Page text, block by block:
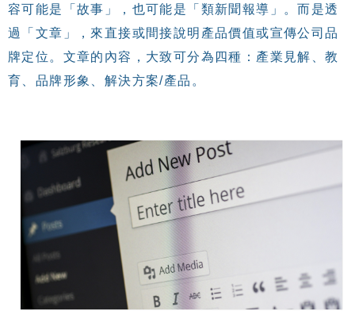
容可能是「故事」，也可能是「類新聞報導」。而是透
過「文章」，來直接或間接說明產品價值或宣傳公司品
牌定位。文章的內容，大致可分為四種：產業見解、教
育、品牌形象、解決方案/產品。